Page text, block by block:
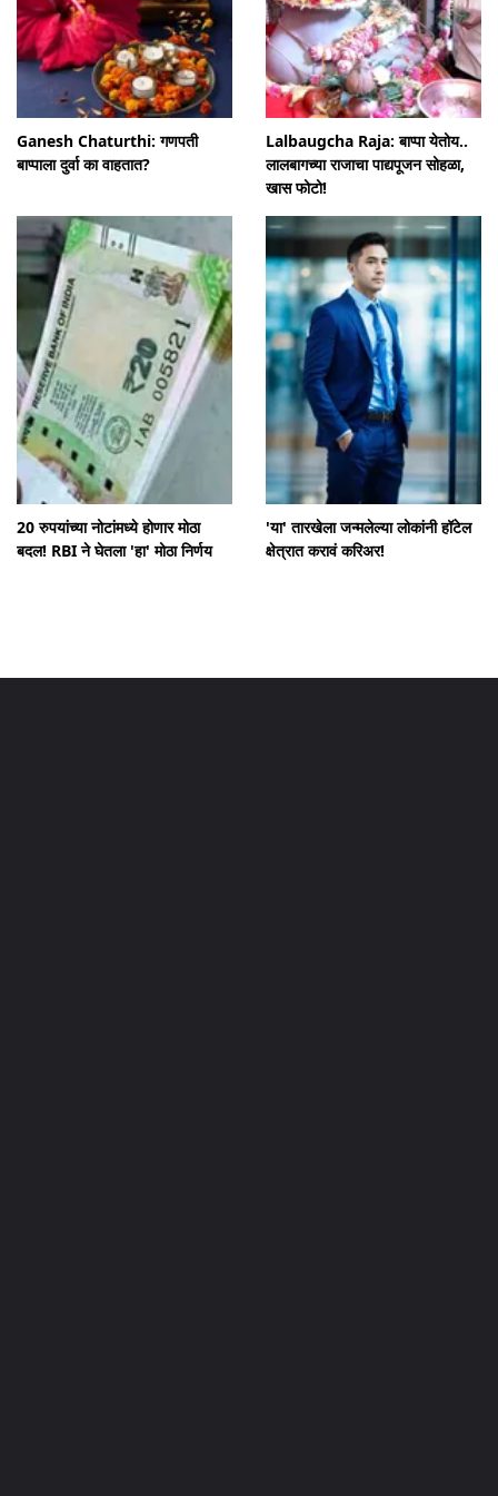
Ganesh Chaturthi: गणपती
बाप्पाला दुर्वा का वाहतात?
Lalbaugcha Raja: बाप्पा येतोय..
लालबागच्या राजाचा पाद्यपूजन सोहळा,
खास फोटो!
20 रुपयांच्या नोटांमध्ये होणार मोठा
बदल! RBI ने घेतला 'हा' मोठा निर्णय
'या' तारखेला जन्मलेल्या लोकांनी हॉटेल
क्षेत्रात करावं करिअर!